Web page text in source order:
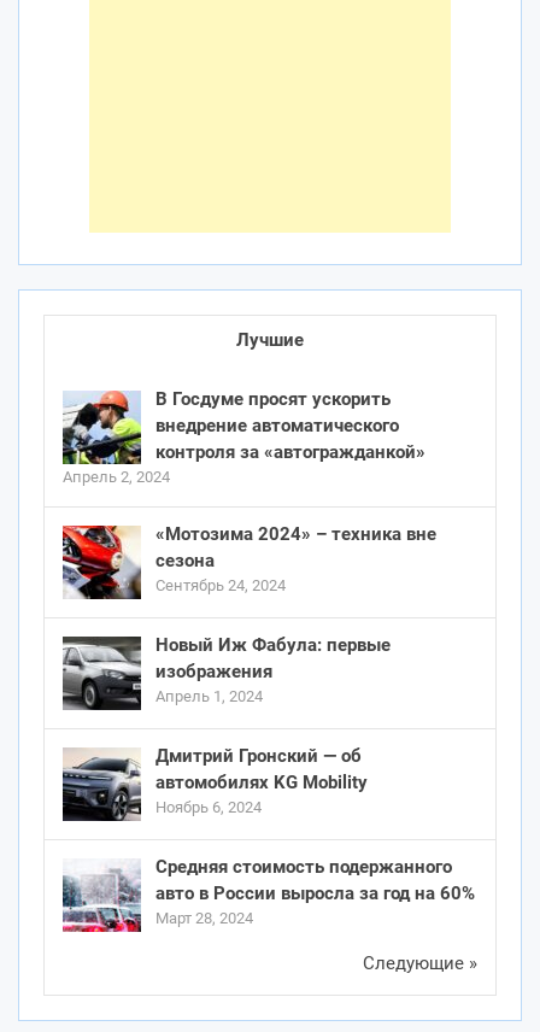
Лучшие
В Госдуме просят ускорить
внедрение автоматического
контроля за «автогражданкой»
Апрель 2, 2024
«Мотозима 2024» – техника вне
сезона
Сентябрь 24, 2024
Новый Иж Фабула: первые
изображения
Апрель 1, 2024
Дмитрий Гронский — об
автомобилях KG Mobility
Ноябрь 6, 2024
Средняя стоимость подержанного
авто в России выросла за год на 60%
Март 28, 2024
Следующие »